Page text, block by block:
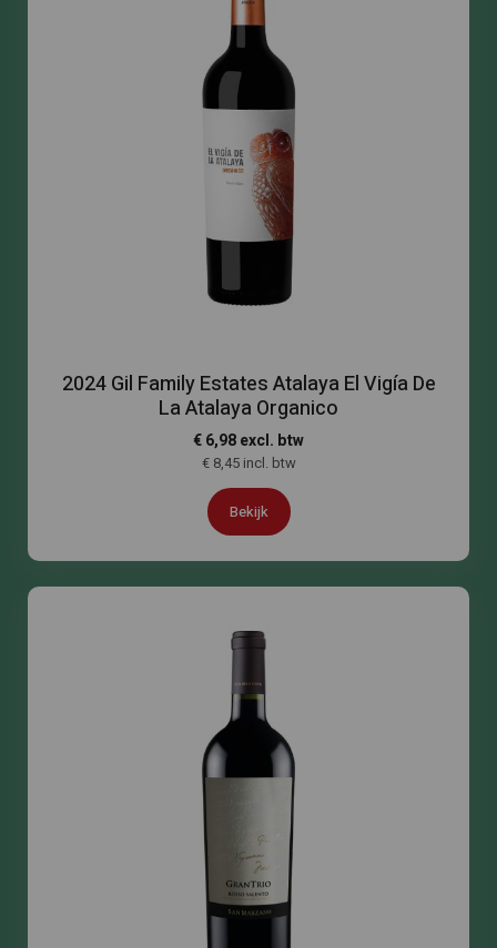
2024 Gil Family Estates Atalaya El Vigía De
La Atalaya Organico
€ 6,98 excl. btw
€ 8,45 incl. btw
Bekijk